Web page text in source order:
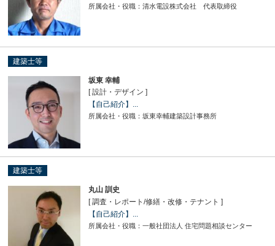
所属会社・役職：清水電設株式会社 代表取締役
建築士等
坂東 幸輔
[ 設計・デザイン ]
【自己紹介】...
所属会社・役職：坂東幸輔建築設計事務所
建築士等
丸山 訓史
[ 調査・レポート /修繕・改修・テナント ]
【自己紹介】...
所属会社・役職：一般社団法人 住宅問題相談センター